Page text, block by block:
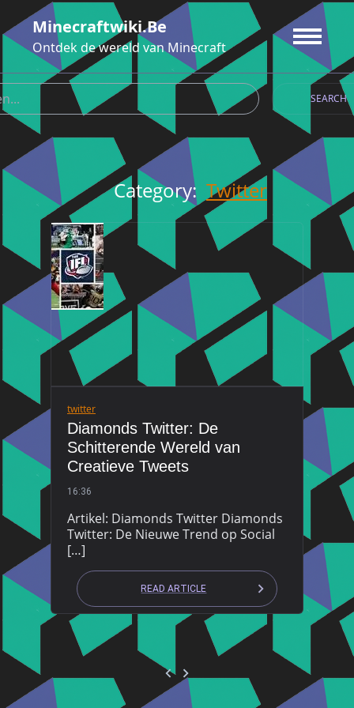
naar
de
inhoud
Minecraftwiki.be
Ontdek de wereld van Minecraft
SEARCH
Category: Twitter
twitter
Diamonds Twitter: De
Schitterende Wereld van
Creatieve Tweets
16:36
Artikel: Diamonds Twitter Diamonds
Twitter: De Nieuwe Trend op Social
[…]
READ ARTICLE